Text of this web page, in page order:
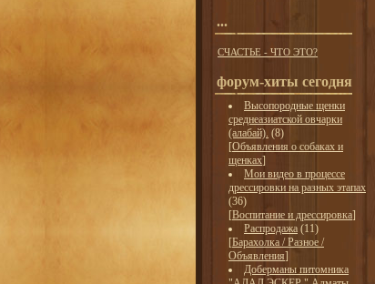
...
СЧАСТЬЕ - ЧТО ЭТО?
форум-хиты сегодня
Высопородные щенки
среднеазиатской овчарки
(алабай). (8)
[Объявления о собаках и
щенках]
Мои видео в процессе
дрессировки на разных этапах
(36)
[Воспитание и дрессировка]
Распродажа (11)
[Барахолка / Разное /
Объявления]
Доберманы питомника